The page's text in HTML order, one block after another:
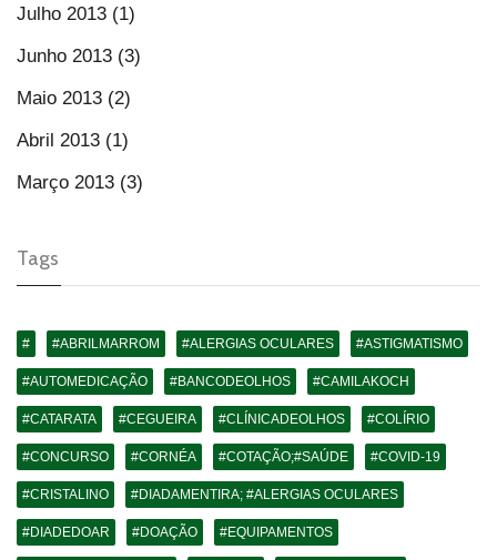
Julho 2013 (1)
Junho 2013 (3)
Maio 2013 (2)
Abril 2013 (1)
Março 2013 (3)
Tags
# #ABRILMARROM #ALERGIAS OCULARES #ASTIGMATISMO
#AUTOMEDICAÇÃO #BANCODEOLHOS #CAMILAKOCH
#CATARATA #CEGUEIRA #CLÍNICADEOLHOS #COLÍRIO
#CONCURSO #CORNÉA #COTAÇÃO;#SAÚDE #COVID-19
#CRISTALINO #DIADAMENTIRA; #ALERGIAS OCULARES
#DIADEDOAR #DOAÇÃO #EQUIPAMENTOS